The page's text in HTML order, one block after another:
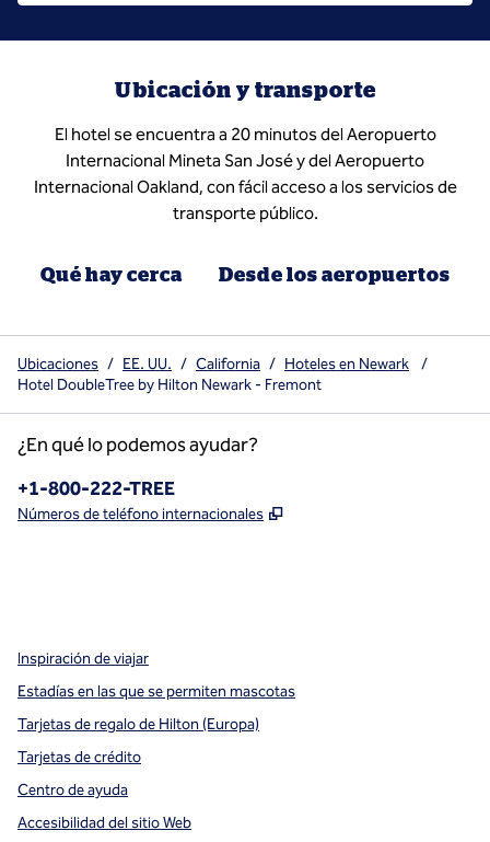
Ubicación y transporte
El hotel se encuentra a 20 minutos del Aeropuerto
Internacional Mineta San José y del Aeropuerto
Internacional Oakland, con fácil acceso a los servicios de
transporte público.
Qué hay cerca Desde los aeropuertos
Ubicaciones / EE. UU. / California / Hoteles en Newark
/
Hotel DoubleTree by Hilton Newark - Fremont
¿En qué lo podemos ayudar?
Teléfono:
+1-800-222-TREE
Números de teléfono internacionales ,
Inspiración de viajar
Estadías en las que se permiten mascotas
Tarjetas de regalo de Hilton (Europa)
Tarjetas de crédito
Centro de ayuda
Accesibilidad del sitio Web